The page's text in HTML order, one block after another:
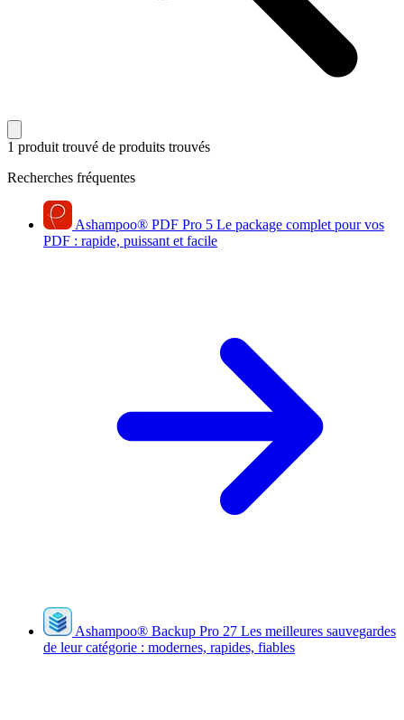
1 produit trouvé de produits trouvés
Recherches fréquentes
Ashampoo® PDF Pro 5 Le package complet pour vos
PDF : rapide, puissant et facile
Ashampoo® Backup Pro 27 Les meilleures sauvegardes
de leur catégorie : modernes, rapides, fiables